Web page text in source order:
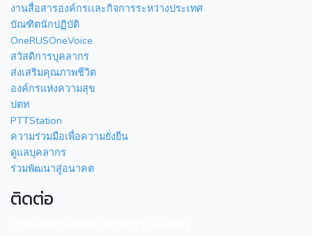
งานสื่อสารองค์กรเเละกิจการระหว่างประเทศ
บัณฑิตนักปฏิบัติ
OneRUSOneVoice
สวัสดิการบุคลากร
ส่งเสริมคุณภาพชีวิต
องค์กรแห่งความสุข
ปตท
PTTStation
ความร่วมมือเพื่อความยั่งยืน
ดูแลบุคลากร
ร่วมพัฒนาสู่อนาคต
ติดต่อ